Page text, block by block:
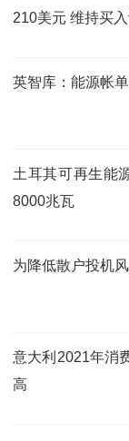
210美元 维持买
英智库：能源帐
土耳其可再生能
8000兆瓦
为降低散户投机
意大利2021年消
高